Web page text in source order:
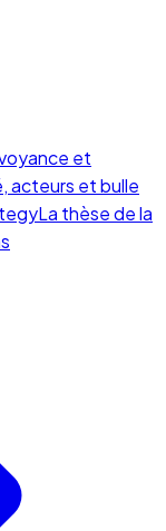
et
acteurs et bulle
La thèse de la